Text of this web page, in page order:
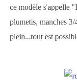
ce modèle s'appelle
plumetis, manches
plein...tout est